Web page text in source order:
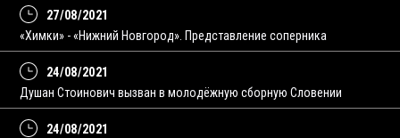
27/08/2021
«Химки» - «Нижний Новгород». Представление соперника
24/08/2021
Душан Стоинович вызван в молодёжную сборную Словении
24/08/2021